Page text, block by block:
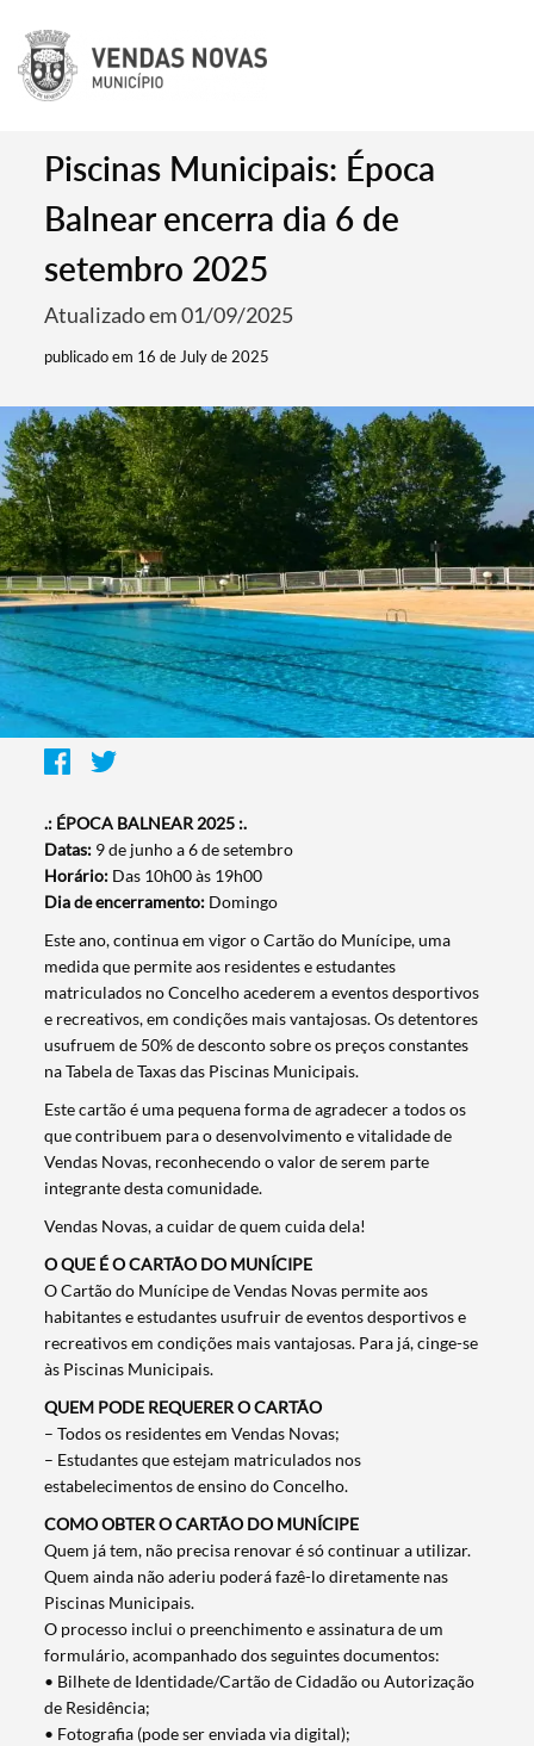
Piscinas Municipais: Época
Balnear encerra dia 6 de
setembro 2025
Atualizado em 01/09/2025
publicado em 16 de July de 2025
.: ÉPOCA BALNEAR 2025 :.
Datas: 9 de junho a 6 de setembro
Horário: Das 10h00 às 19h00
Dia de encerramento: Domingo
Este ano, continua em vigor o Cartão do Munícipe, uma
medida que permite aos residentes e estudantes
matriculados no Concelho acederem a eventos desportivos
e recreativos, em condições mais vantajosas. Os detentores
usufruem de 50% de desconto sobre os preços constantes
na Tabela de Taxas das Piscinas Municipais.
Este cartão é uma pequena forma de agradecer a todos os
que contribuem para o desenvolvimento e vitalidade de
Vendas Novas, reconhecendo o valor de serem parte
integrante desta comunidade.
Vendas Novas, a cuidar de quem cuida dela!
O QUE É O CARTÃO DO MUNÍCIPE
O Cartão do Munícipe de Vendas Novas permite aos
habitantes e estudantes usufruir de eventos desportivos e
recreativos em condições mais vantajosas. Para já, cinge-se
às Piscinas Municipais.
QUEM PODE REQUERER O CARTÃO
– Todos os residentes em Vendas Novas;
– Estudantes que estejam matriculados nos
estabelecimentos de ensino do Concelho.
COMO OBTER O CARTÃO DO MUNÍCIPE
Quem já tem, não precisa renovar é só continuar a utilizar.
Quem ainda não aderiu poderá fazê-lo diretamente nas
Piscinas Municipais.
O processo inclui o preenchimento e assinatura de um
formulário, acompanhado dos seguintes documentos:
• Bilhete de Identidade/Cartão de Cidadão ou Autorização
de Residência;
• Fotografia (pode ser enviada via digital);